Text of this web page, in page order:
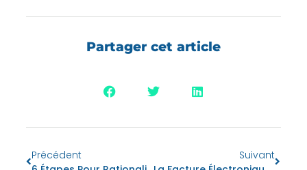
Partager cet article
Précédent
Suivant